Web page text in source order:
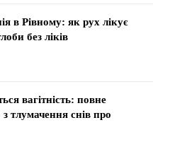
в Рівному: як рух лікує
без ліків
вагітність: повне
тлумачення снів про